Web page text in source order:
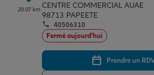
20.07 km CENTRE COMMERCIAL AUAE
98713 PAPEETE
40506310
Fermé aujourd'hui
Prendre un